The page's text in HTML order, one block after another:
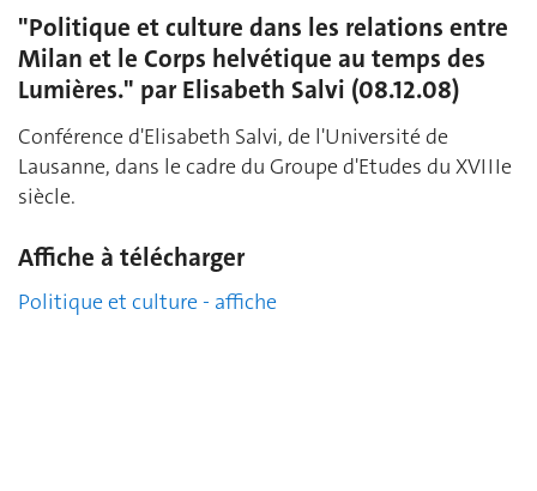
"Politique et culture dans les relations entre
Milan et le Corps helvétique au temps des
Lumières." par Elisabeth Salvi (08.12.08)
Conférence d'Elisabeth Salvi, de l'Université de
Lausanne, dans le cadre du Groupe d'Etudes du XVIIIe
siècle.
Affiche à télécharger
Politique et culture - affiche